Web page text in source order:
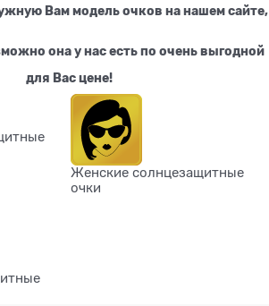
Вам модель очков на нашем сайте,
она у нас есть по очень выгодной
для Вас цене!
Женские солнцезащитные
очки